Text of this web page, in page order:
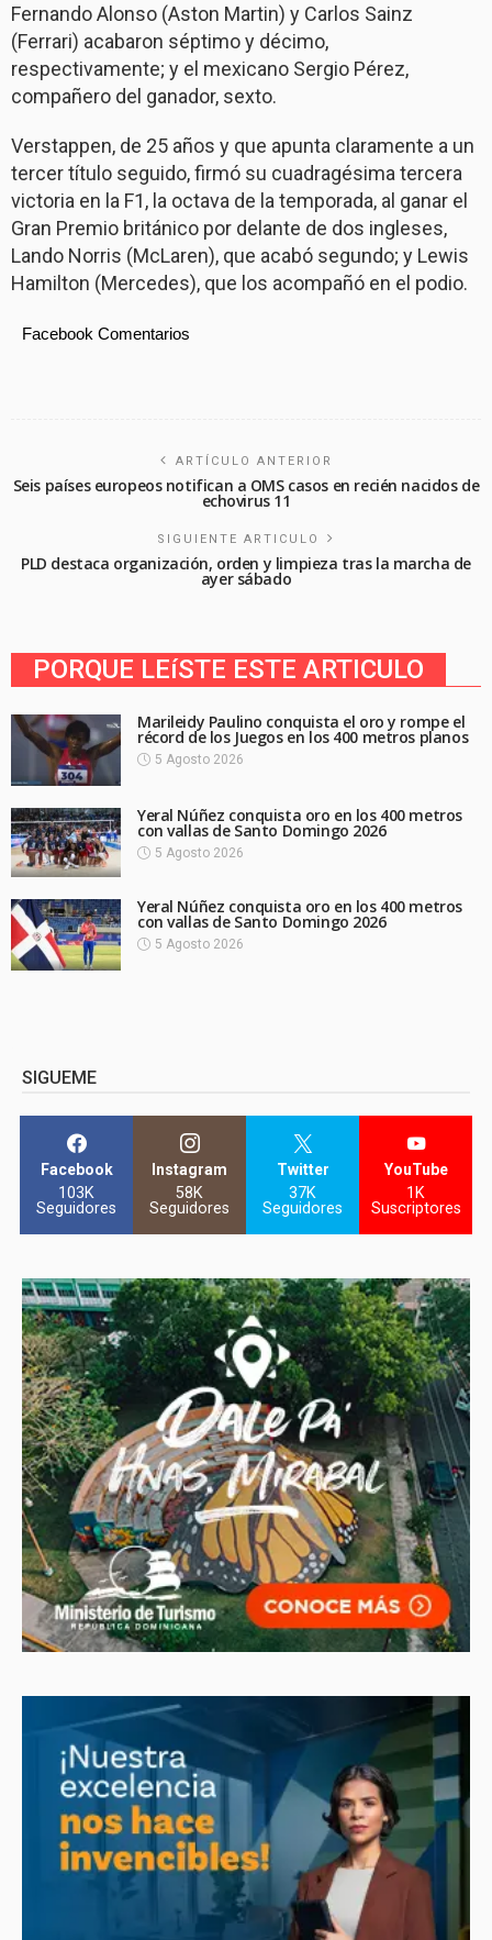
Fernando Alonso (Aston Martin) y Carlos Sainz
(Ferrari) acabaron séptimo y décimo,
respectivamente; y el mexicano Sergio Pérez,
compañero del ganador, sexto.
Verstappen, de 25 años y que apunta claramente a un
tercer título seguido, firmó su cuadragésima tercera
victoria en la F1, la octava de la temporada, al ganar el
Gran Premio británico por delante de dos ingleses,
Lando Norris (McLaren), que acabó segundo; y Lewis
Hamilton (Mercedes), que los acompañó en el podio.
Facebook Comentarios
ARTÍCULO ANTERIOR
Seis países europeos notifican a OMS casos en recién nacidos de
echovirus 11
SIGUIENTE ARTICULO
PLD destaca organización, orden y limpieza tras la marcha de
ayer sábado
PORQUE LEíSTE ESTE ARTICULO
Marileidy Paulino conquista el oro y rompe el
récord de los Juegos en los 400 metros planos
5 Agosto 2026
Yeral Núñez conquista oro en los 400 metros
con vallas de Santo Domingo 2026
5 Agosto 2026
Yeral Núñez conquista oro en los 400 metros
con vallas de Santo Domingo 2026
5 Agosto 2026
SIGUEME
Facebook
103K
Seguidores
Instagram
58K
Seguidores
Twitter
37K
Seguidores
YouTube
1K
Suscriptores